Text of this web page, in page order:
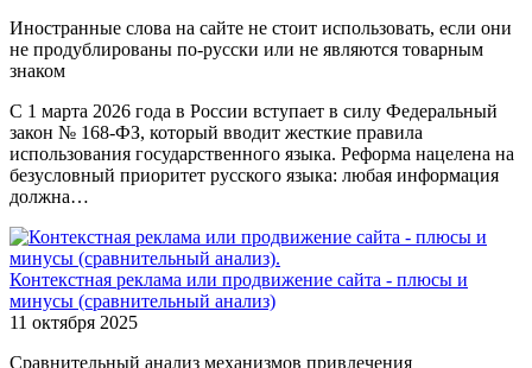
Иностранные слова на сайте не стоит использовать, если они
не продублированы по-русски или не являются товарным
знаком
С 1 марта 2026 года в России вступает в силу Федеральный
закон № 168-ФЗ, который вводит жесткие правила
использования государственного языка. Реформа нацелена на
безусловный приоритет русского языка: любая информация
должна…
Контекстная реклама или продвижение сайта - плюсы и
минусы (сравнительный анализ)
11 октября 2025
Сравнительный анализ механизмов привлечения